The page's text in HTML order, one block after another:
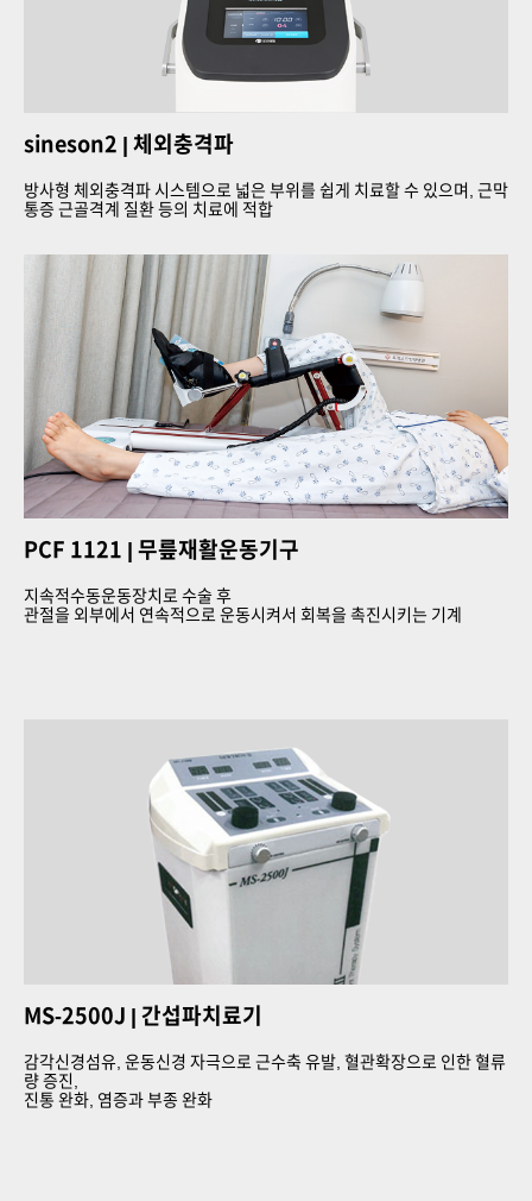
sineson2 | 체외충격파
방사형 체외충격파 시스템으로 넓은 부위를 쉽게 치료할 수 있으며, 근막
통증 근골격계 질환 등의 치료에 적합
PCF 1121 | 무릎재활운동기구
지속적수동운동장치로 수술 후
관절을 외부에서 연속적으로 운동시켜서 회복을 촉진시키는 기계
MS-2500J | 간섭파치료기
감각신경섬유, 운동신경 자극으로 근수축 유발, 혈관확장으로 인한 혈류
량 증진,
진통 완화, 염증과 부종 완화